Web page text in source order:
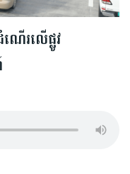
ើរលើផ្លូវ